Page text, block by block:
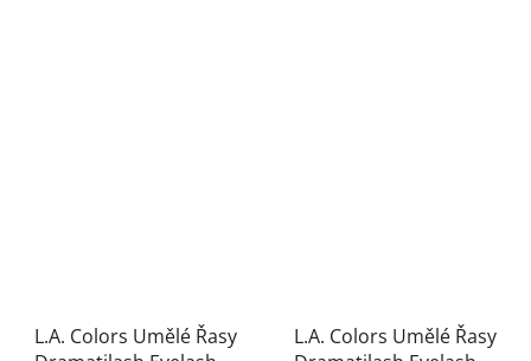
L.A. Colors Umělé Řasy
L.A. Colors Umělé Řasy